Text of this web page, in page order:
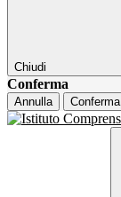
Chiudi
Conferma
Annulla Conferma